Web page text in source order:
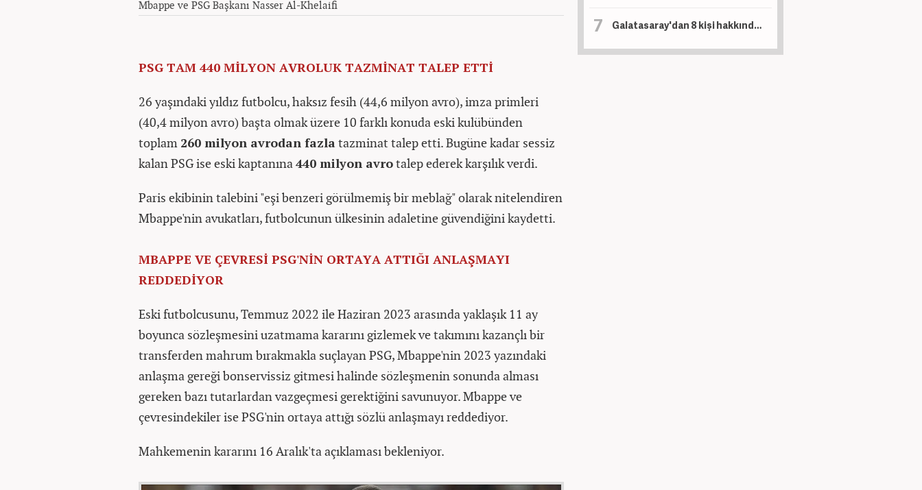
Mbappe ve PSG Başkanı Nasser Al-Khelaifi
PSG TAM 440 MİLYON AVROLUK TAZMİNAT TALEP ETTİ
26 yaşındaki yıldız futbolcu, haksız fesih (44,6 milyon avro), imza primleri
(40,4 milyon avro) başta olmak üzere 10 farklı konuda eski kulübünden
toplam 260 milyon avrodan fazla tazminat talep etti. Bugüne kadar sessiz
kalan PSG ise eski kaptanına440 milyon avrotalep ederek karşılık verdi.
Paris ekibinin talebini "eşi benzeri görülmemiş bir meblağ" olarak nitelendiren
Mbappe'nin avukatları, futbolcunun ülkesinin adaletine güvendiğini kaydetti.
MBAPPE VE ÇEVRESİ PSG'NİN ORTAYA ATTIĞI ANLAŞMAYI
REDDEDİYOR
Eski futbolcusunu, Temmuz 2022 ile Haziran 2023 arasında yaklaşık 11 ay
boyunca sözleşmesini uzatmama kararını gizlemek ve takımını kazançlı bir
transferden mahrum bırakmakla suçlayan PSG, Mbappe'nin 2023 yazındaki
anlaşma gereği bonservissiz gitmesi halinde sözleşmenin sonunda alması
gereken bazı tutarlardan vazgeçmesi gerektiğini savunuyor. Mbappe ve
çevresindekiler ise PSG'nin ortaya attığı sözlü anlaşmayı reddediyor.
Mahkemenin kararını 16 Aralık'ta açıklaması bekleniyor.
Galatasaray'dan 8 kişi hakkında suç duyurusu! Dikkat çeken isimler var